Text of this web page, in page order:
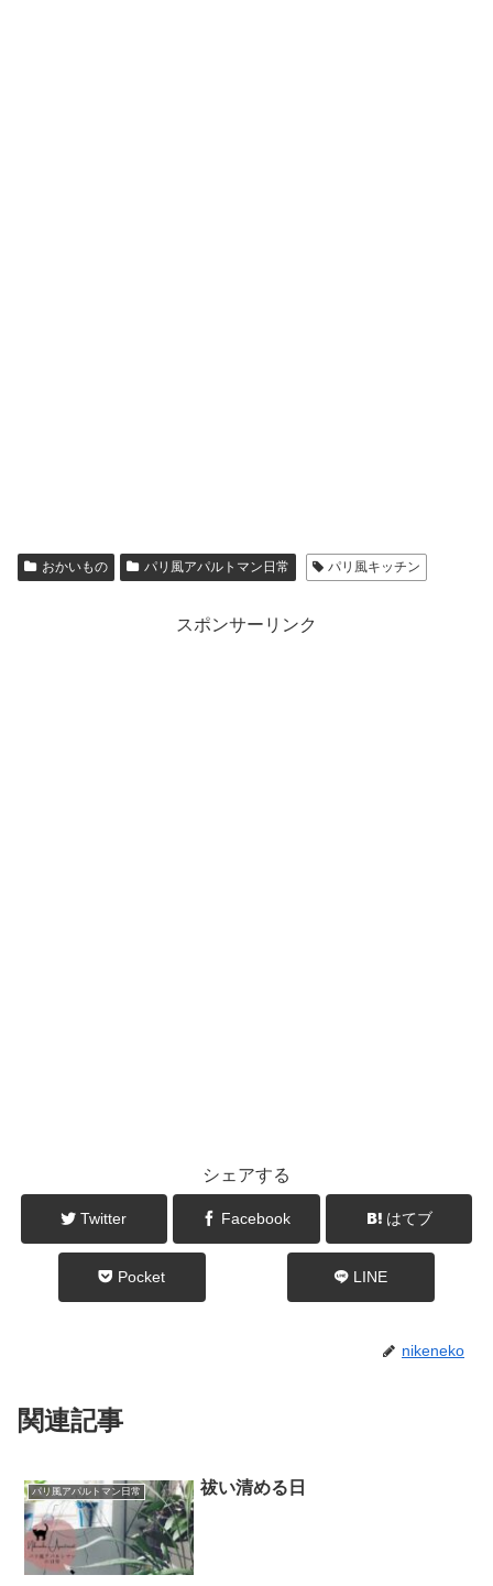
おかいもの パリ風アパルトマン日常 パリ風キッチン
スポンサーリンク
シェアする
Twitter Facebook はてブ
Pocket LINE
nikeneko
関連記事
パリ風アパルトマン日常 祓い清める日